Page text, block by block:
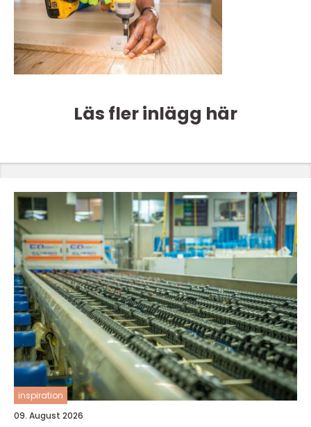
Läs fler inlägg här
inspiration
09. August 2026